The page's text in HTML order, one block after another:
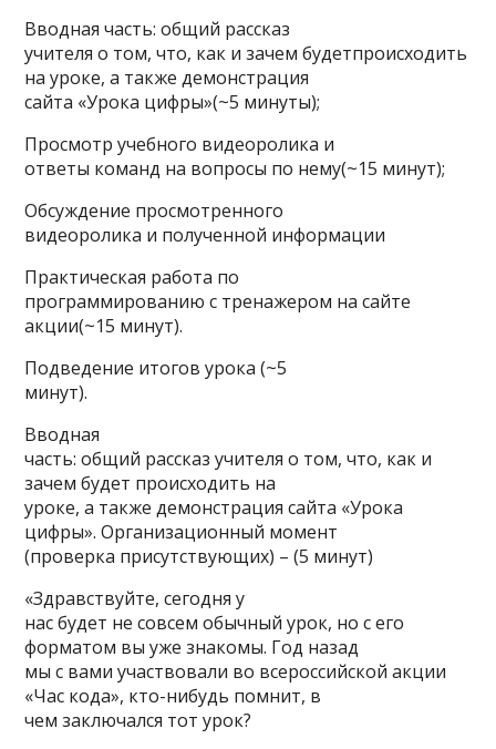
Вводная часть: общий рассказ
учителя о том, что, как и зачем будетпроисходить
на уроке, а также демонстрация
сайта «Урока цифры»(~5 минуты);
Просмотр учебного видеоролика и
ответы команд на вопросы по нему(~15 минут);
Обсуждение просмотренного
видеоролика и полученной информации
Практическая работа по
программированию с тренажером на сайте
акции(~15 минут).
Подведение итогов урока (~5
минут).
Вводная
часть: общий рассказ учителя о том, что, как и
зачем будет происходить на
уроке, а также демонстрация сайта «Урока
цифры». Организационный момент
(проверка присутствующих) – (5 минут)
«Здравствуйте, сегодня у
нас будет не совсем обычный урок, но с его
форматом вы уже знакомы. Год назад
мы с вами участвовали во всероссийской акции
«Час кода», кто-нибудь помнит, в
чем заключался тот урок?